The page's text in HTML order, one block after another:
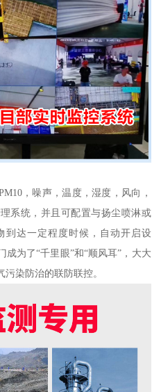
，噪声，温度，湿度，风向，
系统，并且可配置与扬尘喷淋或
到达一定程度时候，自动开启设
为了“千里眼”和“顺风耳”，大大
染防治的联防联控。